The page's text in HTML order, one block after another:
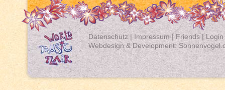
Datenschutz | Impressum|Friends|Login
Webdesign & Development: